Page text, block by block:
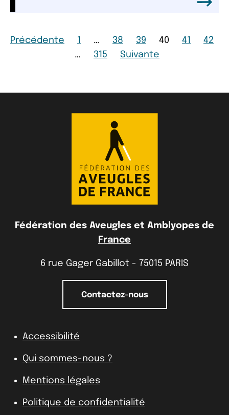
Page
Précédente Page
1 … Page
38 Page
39 Page
40 Page
41 Page
42
…
Page
315 Page
Suivante
Fédération des Aveugles et Amblyopes de
France
6 rue Gager Gabillot - 75015 PARIS
Contactez-nous
Accessibilité
Qui sommes-nous ?
Mentions légales
Politique de confidentialité